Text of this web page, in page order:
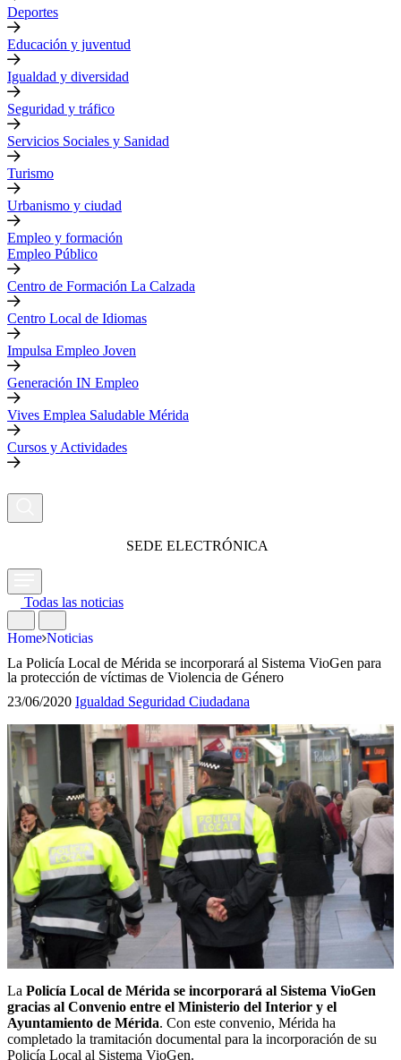
Deportes
Educación y juventud
Igualdad y diversidad
Seguridad y tráfico
Servicios Sociales y Sanidad
Turismo
Urbanismo y ciudad
Empleo y formación
Empleo Público
Centro de Formación La Calzada
Centro Local de Idiomas
Impulsa Empleo Joven
Generación IN Empleo
Vives Emplea Saludable Mérida
Cursos y Actividades
SEDE ELECTRÓNICA
Todas las noticias
Home Noticias
La Policía Local de Mérida se incorporará al Sistema VioGen para
la protección de víctimas de Violencia de Género
23/06/2020 Igualdad Seguridad Ciudadana
La Policía Local de Mérida se incorporará al Sistema VioGen
gracias al Convenio entre el Ministerio del Interior y el
Ayuntamiento de Mérida. Con este convenio, Mérida ha
completado la tramitación documental para la incorporación de su
Policía Local al Sistema VioGen.